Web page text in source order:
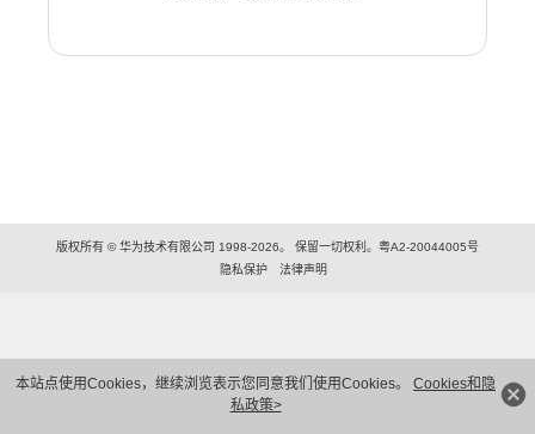
本站点使用Cookies，继续浏览表示您同意我们使用Cookies。 Cookies和隐
私政策>
版权所有 © 华为技术有限公司 1998-2026。 保留一切权利。粤A2-20044005号
隐私保护
法律声明